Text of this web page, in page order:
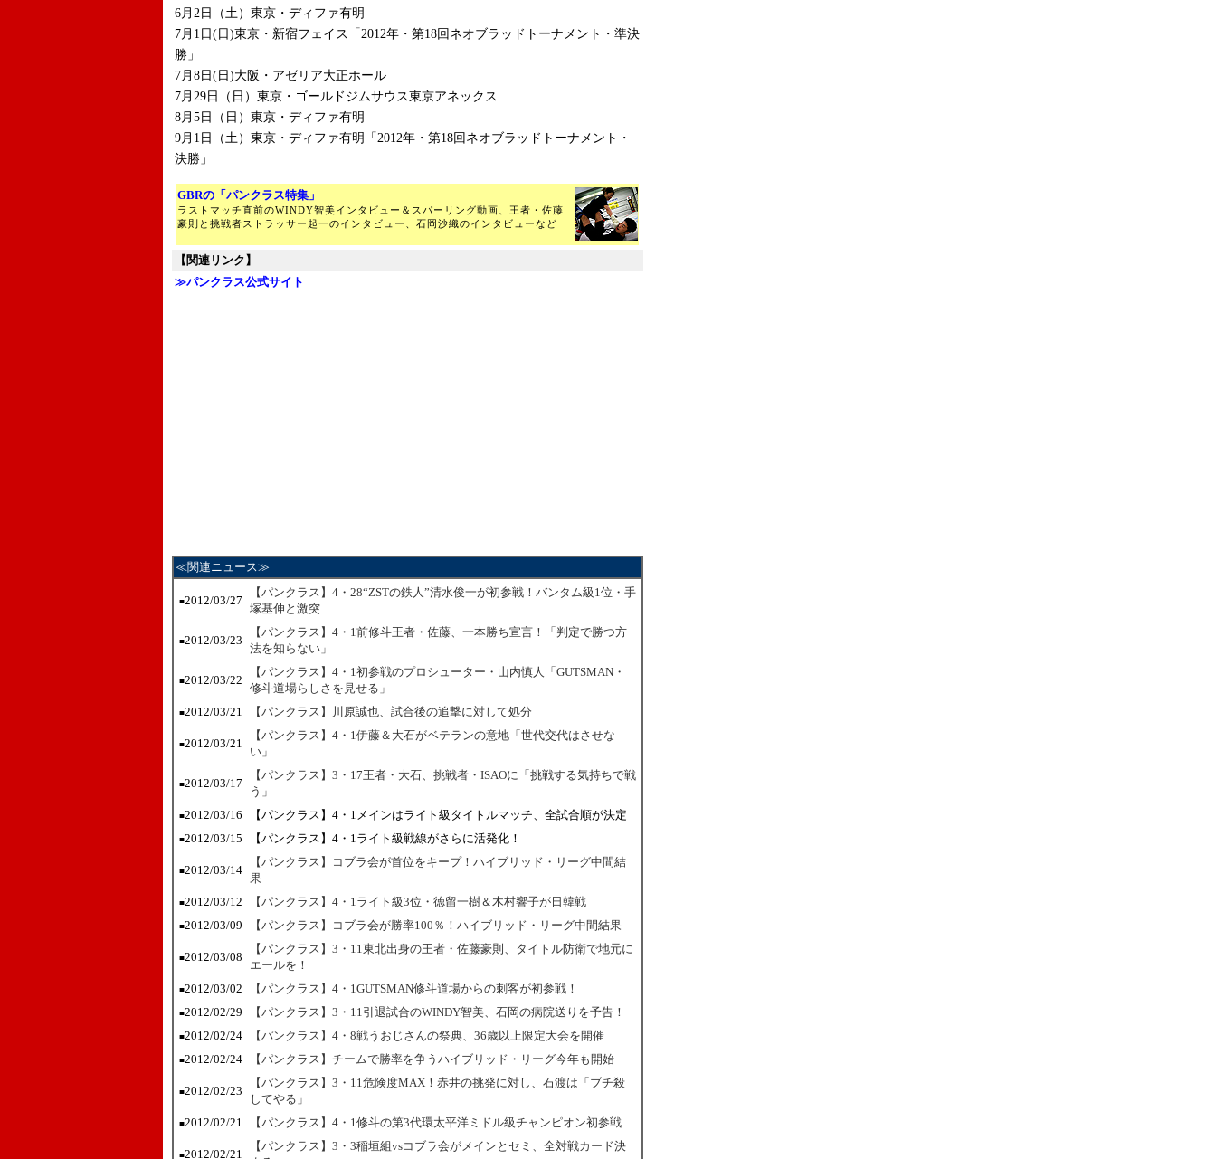
6月2日（土）東京・ディファ有明
7月1日(日)東京・新宿フェイス「2012年・第18回ネオブラッドトーナメント・準決
勝」
7月8日(日)大阪・アゼリア大正ホール
7月29日（日）東京・ゴールドジムサウス東京アネックス
8月5日（日）東京・ディファ有明
9月1日（土）東京・ディファ有明「2012年・第18回ネオブラッドトーナメント・
決勝」
GBRの「パンクラス特集」
ラストマッチ直前のWINDY智美インタビュー＆スパーリング動画、王者・佐藤
豪則と挑戦者ストラッサー起一のインタビュー、石岡沙織のインタビューなど
【関連リンク】
≫パンクラス公式サイト
≪関連ニュース≫
■2012/03/27
【パンクラス】4・28“ZSTの鉄人”清水俊一が初参戦！バンタム級1位・手
塚基伸と激突
■2012/03/23
【パンクラス】4・1前修斗王者・佐藤、一本勝ち宣言！「判定で勝つ方
法を知らない」
■2012/03/22
【パンクラス】4・1初参戦のプロシューター・山内慎人「GUTSMAN・
修斗道場らしさを見せる」
■2012/03/21 【パンクラス】川原誠也、試合後の追撃に対して処分
■2012/03/21
【パンクラス】4・1伊藤＆大石がベテランの意地「世代交代はさせな
い」
■2012/03/17
【パンクラス】3・17王者・大石、挑戦者・ISAOに「挑戦する気持ちで戦
う」
■2012/03/16 【パンクラス】4・1メインはライト級タイトルマッチ、全試合順が決定
■2012/03/15 【パンクラス】4・1ライト級戦線がさらに活発化！
■2012/03/14
【パンクラス】コブラ会が首位をキープ！ハイブリッド・リーグ中間結
果
■2012/03/12 【パンクラス】4・1ライト級3位・徳留一樹＆木村響子が日韓戦
■2012/03/09 【パンクラス】コブラ会が勝率100％！ハイブリッド・リーグ中間結果
■2012/03/08
【パンクラス】3・11東北出身の王者・佐藤豪則、タイトル防衛で地元に
エールを！
■2012/03/02 【パンクラス】4・1GUTSMAN修斗道場からの刺客が初参戦！
■2012/02/29 【パンクラス】3・11引退試合のWINDY智美、石岡の病院送りを予告！
■2012/02/24 【パンクラス】4・8戦うおじさんの祭典、36歳以上限定大会を開催
■2012/02/24 【パンクラス】チームで勝率を争うハイブリッド・リーグ今年も開始
■2012/02/23
【パンクラス】3・11危険度MAX！赤井の挑発に対し、石渡は「ブチ殺
してやる」
■2012/02/21 【パンクラス】4・1修斗の第3代環太平洋ミドル級チャンピオン初参戦
■2012/02/21
【パンクラス】3・3稲垣組vsコブラ会がメインとセミ、全対戦カード決